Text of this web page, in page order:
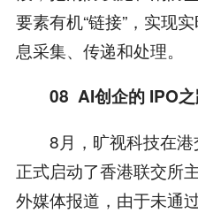
要素有机“链接”，实现
息采集、传递和处理。
08 AI创企的IPO
8月，旷视科技在港
正式启动了香港联交所
外媒体报道，由于未通